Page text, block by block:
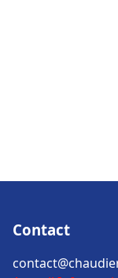
Contact